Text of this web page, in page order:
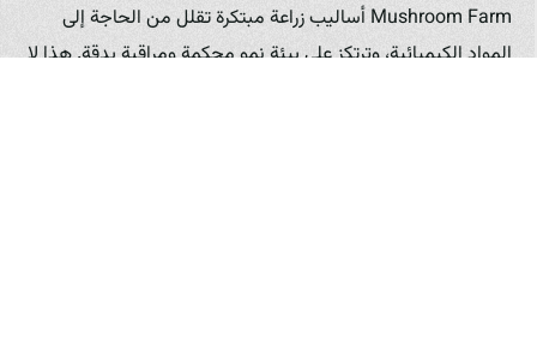
Mushroom Farm أساليب زراعة مبتكرة تقلل من الحاجة إلى
المواد الكيميائية، وترتكز على بيئة نمو محكمة ومراقبة بدقة. هذا لا